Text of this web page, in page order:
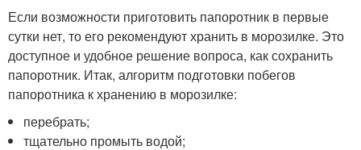
Если возможности приготовить папоротник в первые
сутки нет, то его рекомендуют хранить в морозилке. Это
доступное и удобное решение вопроса, как сохранить
папоротник. Итак, алгоритм подготовки побегов
папоротника к хранению в морозилке:
перебрать;
тщательно промыть водой;